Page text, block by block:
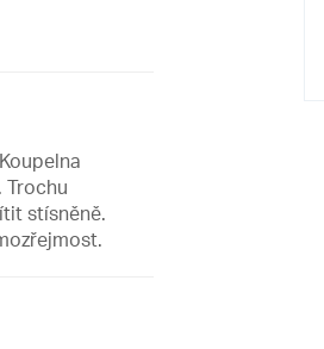
Trochu
stísněně.